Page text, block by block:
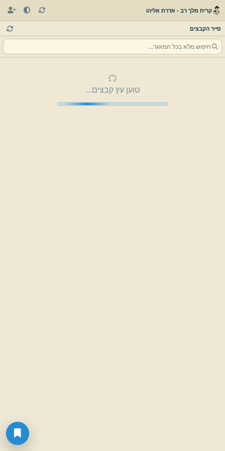
קרית מלך רב - אדרת אליהו
סייר הקבצים
טוען עץ קבצים...